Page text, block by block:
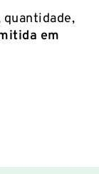
em